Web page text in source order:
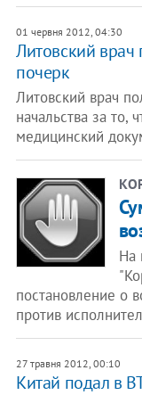
01 червня 2012, 04:30
Литовский врач
почерк
Литовский врач
начальства за то,
медицинский
На
постановление о
против
27 травня 2012, 00:10
Китай подал в